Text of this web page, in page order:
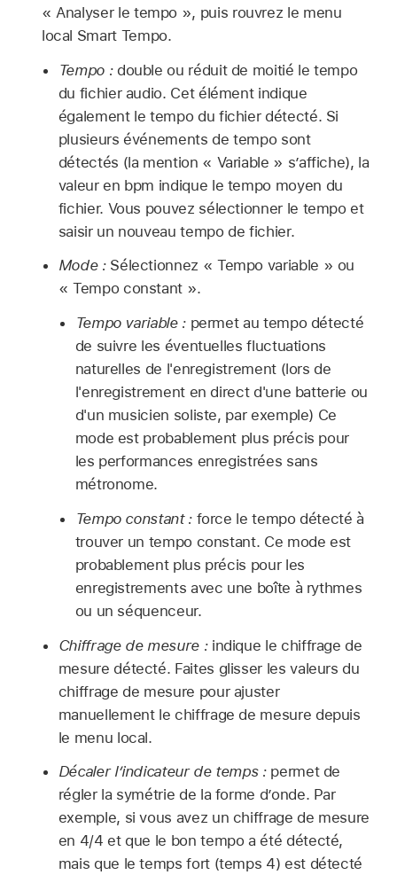
« Analyser le tempo », puis rouvrez le menu
local Smart Tempo.
Tempo :double ou réduit de moitié le tempo
du fichier audio. Cet élément indique
également le tempo du fichier détecté. Si
plusieurs événements de tempo sont
détectés (la mention « Variable » s’affiche), la
valeur en bpm indique le tempo moyen du
fichier. Vous pouvez sélectionner le tempo et
saisir un nouveau tempo de fichier.
Mode :Sélectionnez « Tempo variable » ou
« Tempo constant ».
Tempo variable :permet au tempo détecté
de suivre les éventuelles fluctuations
naturelles de l'enregistrement (lors de
l'enregistrement en direct d'une batterie ou
d'un musicien soliste, par exemple) Ce
mode est probablement plus précis pour
les performances enregistrées sans
métronome.
Tempo constant :force le tempo détecté à
trouver un tempo constant. Ce mode est
probablement plus précis pour les
enregistrements avec une boîte à rythmes
ou un séquenceur.
Chiffrage de mesure :indique le chiffrage de
mesure détecté. Faites glisser les valeurs du
chiffrage de mesure pour ajuster
manuellement le chiffrage de mesure depuis
le menu local.
Décaler l’indicateur de temps :permet de
régler la symétrie de la forme d’onde. Par
exemple, si vous avez un chiffrage de mesure
en 4/4 et que le bon tempo a été détecté,
mais que le temps fort (temps 4) est détecté